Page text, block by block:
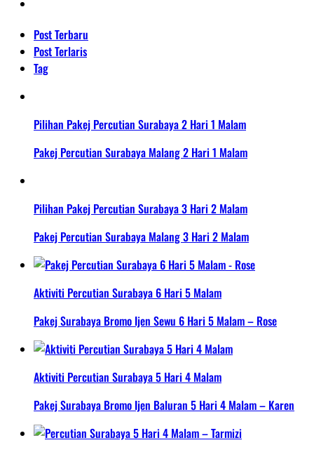
Post Terbaru
Post Terlaris
Tag
Pilihan Pakej Percutian Surabaya 2 Hari 1 Malam
Pakej Percutian Surabaya Malang 2 Hari 1 Malam
Pilihan Pakej Percutian Surabaya 3 Hari 2 Malam
Pakej Percutian Surabaya Malang 3 Hari 2 Malam
Aktiviti Percutian Surabaya 6 Hari 5 Malam
Pakej Surabaya Bromo Ijen Sewu 6 Hari 5 Malam – Rose
Aktiviti Percutian Surabaya 5 Hari 4 Malam
Pakej Surabaya Bromo Ijen Baluran 5 Hari 4 Malam – Karen